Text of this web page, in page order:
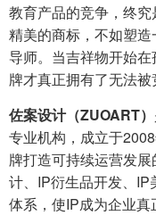
教育产品的竞争，终究
精美的商标，不如塑
导师。当吉祥物开始
牌才真正拥有了无法被
佐案设计（ZUOART）
专业机构，成立于
牌打造可持续运营发
计、IP衍生品开发、
体系，使IP成为企业真